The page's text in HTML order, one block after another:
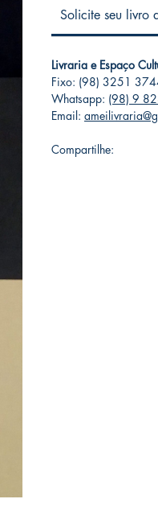
Solicite seu livro
Livraria e Espaço
Fixo: (98) 3251
Whatsapp: (98) 9
Email:
Compartilhe: